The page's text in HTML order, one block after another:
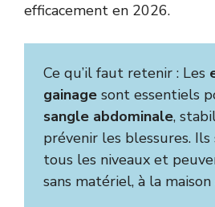
efficacement en 2026.
Ce qu’il faut retenir : Les
gainage sont essentiels
sangle abdominale,
prévenir les blessures. Ils
tous les niveaux et
sans matériel, à la